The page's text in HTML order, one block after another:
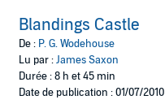
Blandings Castle
De : P. G. Wodehouse
Lu par :James Saxon
Durée : 8 h et 45 min
Date de publication : 01/07/2010